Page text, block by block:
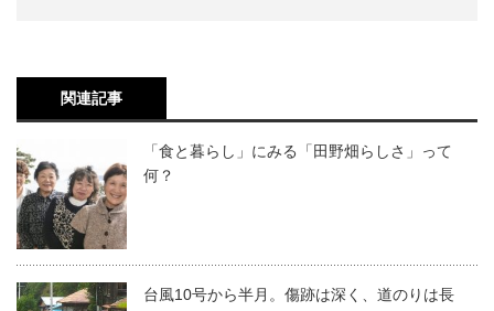
関連記事
「食と暮らし」にみる「田野畑らしさ」って
何？
台風10号から半月。傷跡は深く、道のりは長